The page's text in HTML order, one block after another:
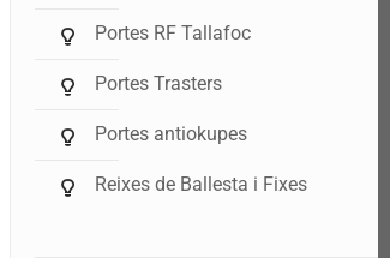
Portes RF Tallafoc
Portes Trasters
Portes antiokupes
Reixes de Ballesta i Fixes